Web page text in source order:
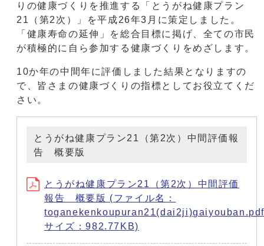
りの健康づくりを推進する「とうがね健康プラン
21（第2次）」を平成26年3月に策定しました。
「健康寿命の延伸」を総合目標に掲げ、全ての市民
が積極的に自ら参加する健康づくりをめざします。
10か年の中間年に評価しました結果となりますの
で、皆さまの健康づくりの指標としてお役立てくだ
さい。
とうがね健康プラン21（第2次）中間評価報
告 概要版
とうがね健康プラン21（第2次）中間評価
報告 概要版 (ファイル名：
サイズ：982.77KB)